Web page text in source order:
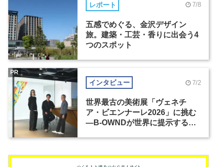
レポート 7/8
五感でめぐる、金沢デザイン
旅。建築・工芸・香りに出会う4
つのスポット
インタビュー 7/2
世界最古の美術展「ヴェネチ
ア・ビエンナーレ2026」に挑む
―B-OWNDが世界に提示する美
PR